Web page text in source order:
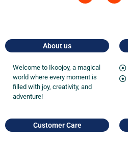
About us
Welcome to Ikoojoy, a magical
world where every moment is
filled with joy, creativity, and
adventure!
Customer Care